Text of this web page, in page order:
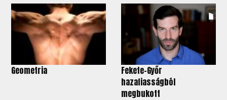
Geometria
Fekete-Győr
hazafiasságból
megbukott